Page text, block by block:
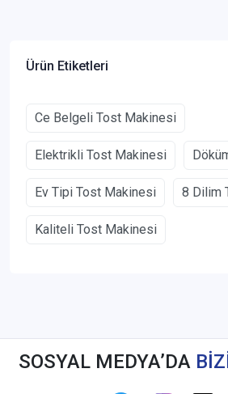
Ürün Etiketleri
Ce Belgeli Tost Makinesi
Elektrikli Tost Makinesi
Ev Tipi Tost Makinesi 8 Dilim
Kaliteli Tost Makinesi
SOSYAL MEDYA’DA